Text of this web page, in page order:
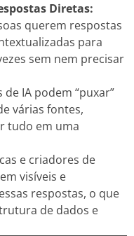
Diretas:
querem respostas
para
sem nem precisar
IA podem “puxar”
várias fontes,
tudo em uma
e criadores de
visíveis e
respostas, o que
de dados e